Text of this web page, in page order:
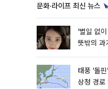
문화·라이프 최신 뉴스
'별일 없
뜻밖의 과
태풍 '돌
상청 경로